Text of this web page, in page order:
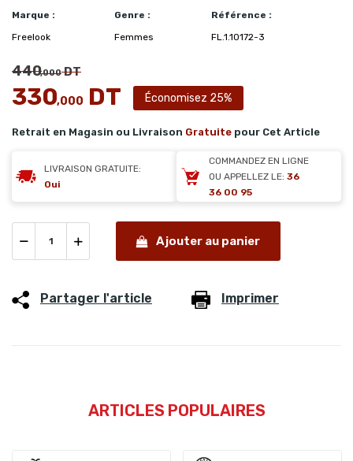
Marque :
Freelook
Genre :
Femmes
Référence :
FL.1.10172-3
440,000DT
330,000 DT Économisez 25%
Retrait en Magasin ou Livraison Gratuite pour Cet Article
LIVRAISON GRATUITE:
Oui
COMMANDEZ EN LIGNE
OU APPELLEZ LE: 36
36 00 95
Ajouter au panier
Partager l'article Imprimer
ARTICLES POPULAIRES